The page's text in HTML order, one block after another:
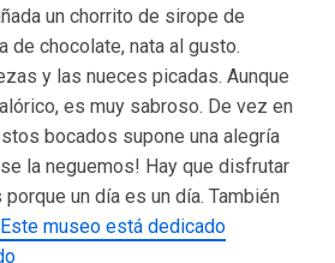
un chorrito de sirope de
de chocolate, nata al gusto.
y las nueces picadas. Aunque
es muy sabroso. De vez en
bocados supone una alegría
la neguemos! Hay que disfrutar
un día es un día. También
Este museo está dedicado